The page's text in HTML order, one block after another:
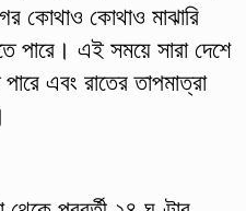
কোথাও কোথাও মাঝারি
পারে। এই সময়ে সারা দেশে
এবং রাতের তাপমাত্রা